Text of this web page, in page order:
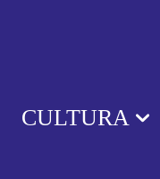
CULTURA